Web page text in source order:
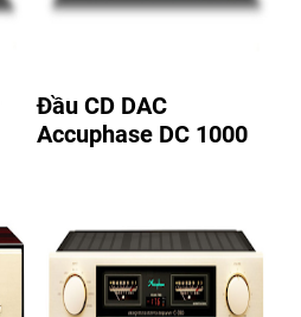
Đầu CD DAC
Accuphase DC 1000